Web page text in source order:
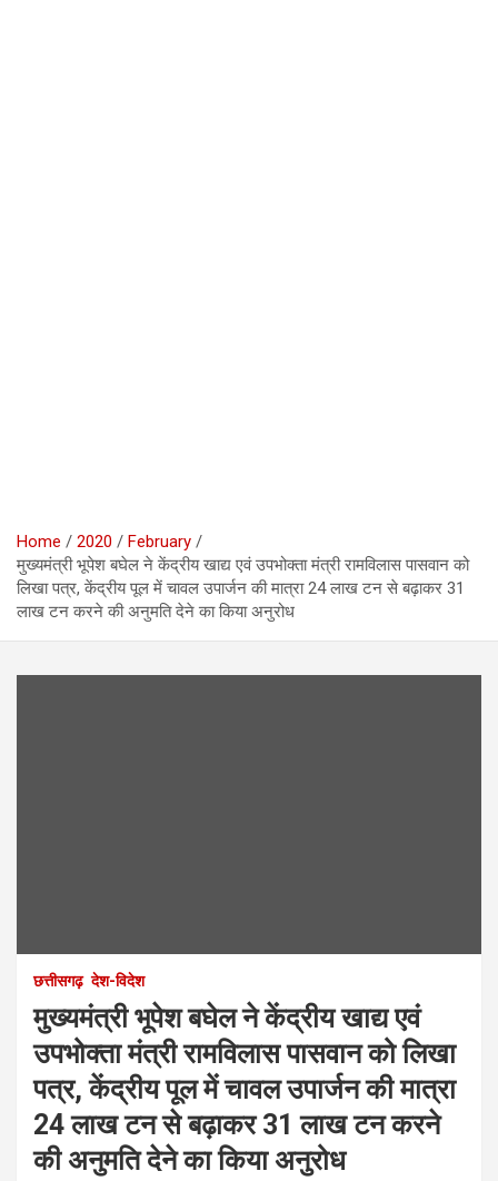
Home 2020
February
मुख्यमंत्री भूपेश बघेल ने केंद्रीय खाद्य एवं उपभोक्ता मंत्री रामविलास पासवान को
लिखा पत्र, केंद्रीय पूल में चावल उपार्जन की मात्रा 24 लाख टन से बढ़ाकर 31
लाख टन करने की अनुमति देने का किया अनुरोध
छत्तीसगढ़ देश-विदेश
मुख्यमंत्री भूपेश बघेल ने केंद्रीय खाद्य एवं
उपभोक्ता मंत्री रामविलास पासवान को लिखा
पत्र, केंद्रीय पूल में चावल उपार्जन की मात्रा
24 लाख टन से बढ़ाकर 31 लाख टन करने
की अनुमति देने का किया अनुरोध